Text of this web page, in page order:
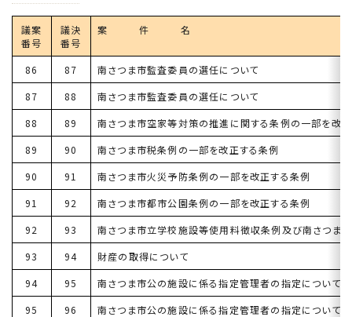
議案
番号
議決
番号
案 件 名
86 87
南さつま市監査委員の選任について
87
88
南さつま市監査委員の選任について
88
89
南さつま市空家等対策の推進に関する条例の一部を改
89
90
南さつま市税条例の一部を改正する条例
90
91
南さつま市火災予防条例の一部を改正する条例
91
92
南さつま市都市公園条例の一部を改正する条例
92
93
南さつま市立学校施設等使用料徴収条例及び南さつま
93
94
財産の取得について
94
95
南さつま市公の施設に係る指定管理者の指定について
95
96
南さつま市公の施設に係る指定管理者の指定について